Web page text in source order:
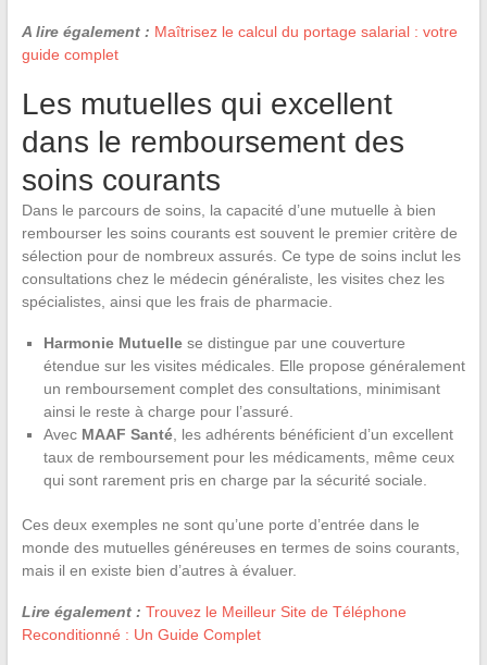
A lire également : Maîtrisez le calcul du portage salarial : votre
guide complet
Les mutuelles qui excellent
dans le remboursement des
soins courants
Dans le parcours de soins, la capacité d’une mutuelle à bien
rembourser les soins courants est souvent le premier critère de
sélection pour de nombreux assurés. Ce type de soins inclut les
consultations chez le médecin généraliste, les visites chez les
spécialistes, ainsi que les frais de pharmacie.
Harmonie Mutuellese distingue par une couverture
étendue sur les visites médicales. Elle propose généralement
un remboursement complet des consultations, minimisant
ainsi le reste à charge pour l’assuré.
Avec MAAF Santé, les adhérents bénéficient d’un excellent
taux de remboursement pour les médicaments, même ceux
qui sont rarement pris en charge par la sécurité sociale.
Ces deux exemples ne sont qu’une porte d’entrée dans le
monde des mutuelles généreuses en termes de soins courants,
mais il en existe bien d’autres à évaluer.
Lire également : Trouvez le Meilleur Site de Téléphone
Reconditionné : Un Guide Complet